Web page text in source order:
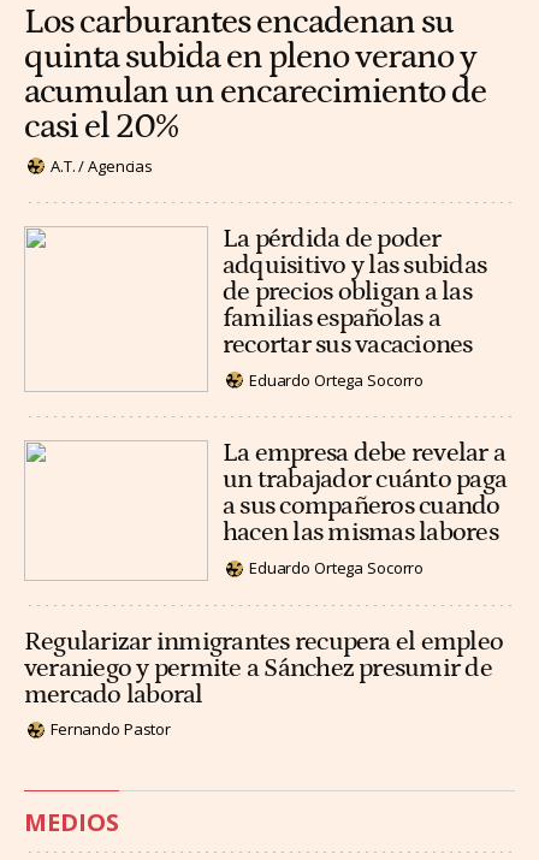
Los carburantes encadenan su
quinta subida en pleno verano y
acumulan un encarecimiento de
casi el 20%
A.T. / Agencias
La pérdida de poder
adquisitivo y las subidas
de precios obligan a las
familias españolas a
recortar sus vacaciones
Eduardo Ortega Socorro
La empresa debe revelar a
un trabajador cuánto paga
a sus compañeros cuando
hacen las mismas labores
Eduardo Ortega Socorro
Regularizar inmigrantes recupera el empleo
veraniego y permite a Sánchez presumir de
mercado laboral
Fernando Pastor
MEDIOS